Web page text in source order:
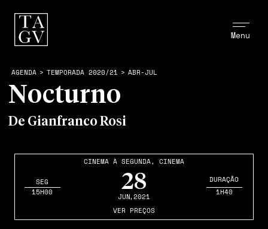
Menu
CINEMA À SEGUNDA, CINEMA
28
JUN,2021
SEG
15H00
DURAÇÃO
1H40
VER PREÇOS
AGENDA > TEMPORADA 2020/21 > ABR-JUL
Nocturno
De Gianfranco Rosi